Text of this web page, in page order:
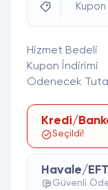
Kupon
Hizmet Bedeli
Kupon İndirimi
Ödenecek
Kredi/
Seçildi!
Havale/EFT
Güvenli